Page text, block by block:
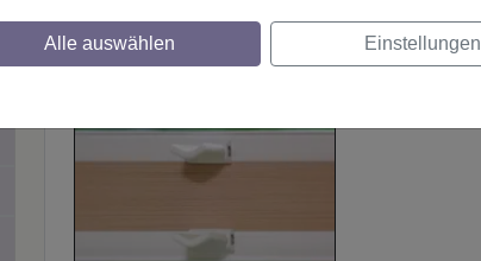
Das Plissee pflegen
Alle auswählen Einstellungen